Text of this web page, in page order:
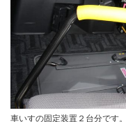
車いすの固定装置２台分です。